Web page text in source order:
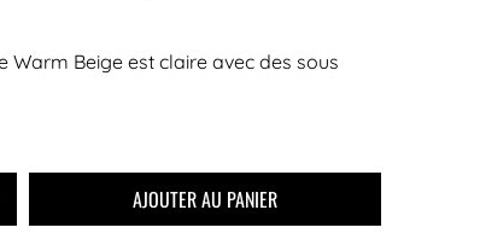
Warm Beige est claire avec des sous
AJOUTER AU PANIER